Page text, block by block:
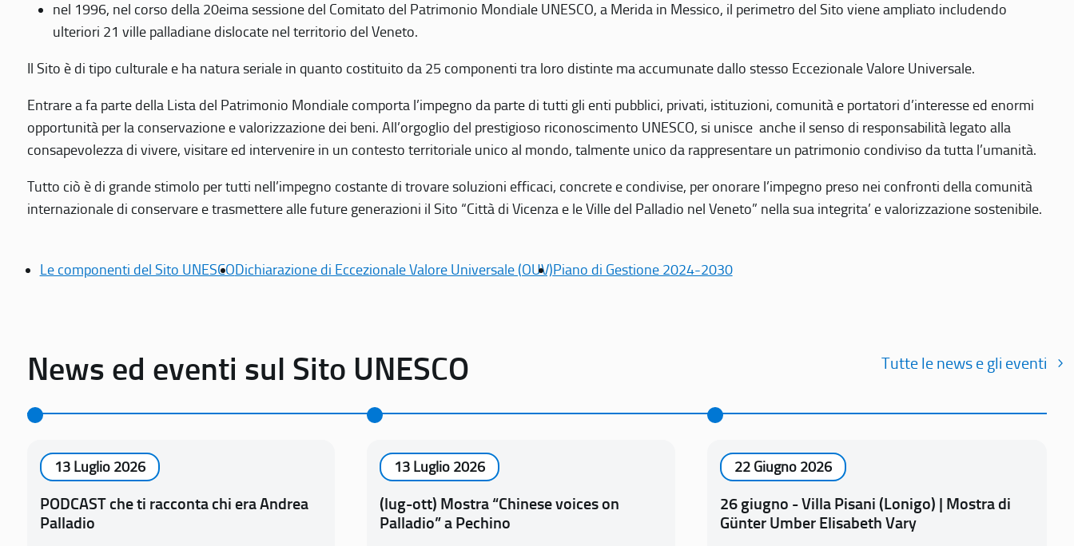
nel 1996, nel corso della 20eima sessione del Comitato del Patrimonio Mondiale UNESCO, a Merida in Messico, il perimetro del Sito viene ampliato includendo
ulteriori 21 ville palladiane dislocate nel territorio del Veneto.
Il Sito è di tipo culturale e ha natura seriale in quanto costituito da 25 componenti tra loro distinte ma accumunate dallo stesso Eccezionale Valore Universale.
Entrare a fa parte della Lista del Patrimonio Mondiale comporta l’impegno da parte di tutti gli enti pubblici, privati, istituzioni, comunità e portatori d’interesse ed enormi
opportunità per la conservazione e valorizzazione dei beni. All’orgoglio del prestigioso riconoscimento UNESCO, si unisce anche il senso di responsabilità legato alla
consapevolezza di vivere, visitare ed intervenire in un contesto territoriale unico al mondo, talmente unico da rappresentare un patrimonio condiviso da tutta l’umanità.
Tutto ciò è di grande stimolo per tutti nell’impegno costante di trovare soluzioni efficaci, concrete e condivise, per onorare l’impegno preso nei confronti della comunità
internazionale di conservare e trasmettere alle future generazioni il Sito “Città di Vicenza e le Ville del Palladio nel Veneto” nella sua integrita’ e valorizzazione sostenibile.
Le componenti del Sito UNESCODichiarazione di Eccezionale Valore Universale (OUV)Piano di Gestione 2024-2030
News ed eventi sul Sito UNESCO Tutte le news e gli eventi
13 Luglio 2026
PODCAST che ti racconta chi era Andrea
Palladio
13 Luglio 2026
(lug-ott) Mostra “Chinese voices on
Palladio” a Pechino
22 Giugno 2026
26 giugno - Villa Pisani (Lonigo) | Mostra di
Günter Umber Elisabeth Vary